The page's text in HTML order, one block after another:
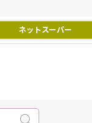
ネットスーパー